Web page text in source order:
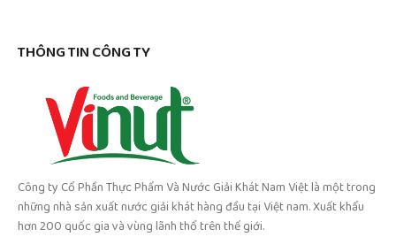
THÔNG TIN CÔNG TY
Công ty Cổ Phần Thực Phẩm Và Nước Giải Khát Nam Việt là một trong
những nhà sản xuất nước giải khát hàng đầu tại Việt nam. Xuất khẩu
hơn 200 quốc gia và vùng lãnh thổ trên thế giới.